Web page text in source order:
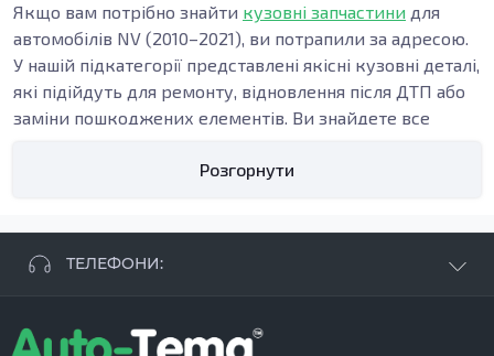
Якщо вам потрібно знайти кузовні запчастини для
автомобілів NV (2010–2021), ви потрапили за адресою.
У нашій підкатегорії представлені якісні кузовні деталі,
які підійдуть для ремонту, відновлення після ДТП або
заміни пошкоджених елементів. Ви знайдете все
забезпечення його безпеки на дорозі.
Кузовні запчастини включають в себе різноманітні
елементи, такі як пороги, підсилювачі, арки та
зберігаючи її цілісність при ударах та інших зовнішніх
Розгорнути
ТЕЛЕФОНИ:
+38 096 250 84 38